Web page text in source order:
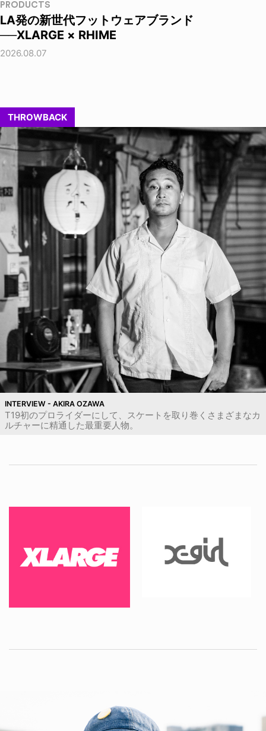
PRODUCTS
LA発の新世代フットウェアブランド
──XLARGE × RHIME
2026.08.07
THROWBACK
INTERVIEW - AKIRA OZAWA
T19初のプロライダーにして、スケートを取り巻くさまざまなカ
ルチャーに精通した最重要人物。